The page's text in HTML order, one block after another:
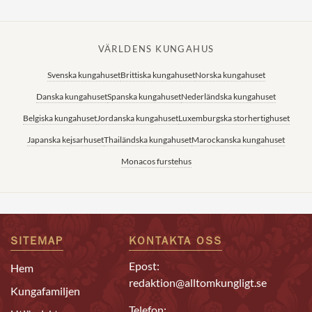
VÄRLDENS KUNGAHUS
Svenska kungahusetBrittiska kungahusetNorska kungahuset
Danska kungahusetSpanska kungahusetNederländska kungahuset
Belgiska kungahusetJordanska kungahusetLuxemburgska storhertighuset
Japanska kejsarhusetThailändska kungahusetMarockanska kungahuset
Monacos furstehus
SITEMAP
Hem
Kungafamiljen
KONTAKTA OSS
Epost:
redaktion@alltomkungligt.se